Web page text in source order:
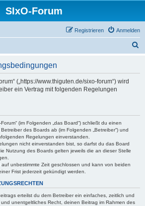
SIxO-Forum
Anmelden
Registrieren
(„https://www.thiguten.de/sixo-forum“) wird
ein Vertrag mit folgenden Regelungen
(im Folgenden „das Board“) schließt du einen
des Boards ab (im Folgenden „Betreiber“) und
Regelungen einverstanden.
nicht einverstanden bist, so darfst du das Board
Nutzung des Boards gelten jeweils die an dieser Stelle
auf unbestimmte Zeit geschlossen und kann von beiden
Frist jederzeit gekündigt werden.
erteilst du dem Betreiber ein einfaches, zeitlich und
unentgeltliches Recht, deinen Beitrag im Rahmen des